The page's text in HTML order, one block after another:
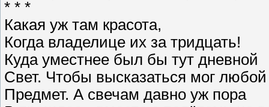
* * *
Какая уж там красота,
Когда владелице их за тридцать!
Куда уместнее был бы тут дневной
Свет. Чтобы высказаться мог любой
Предмет. А свечам давно уж пора